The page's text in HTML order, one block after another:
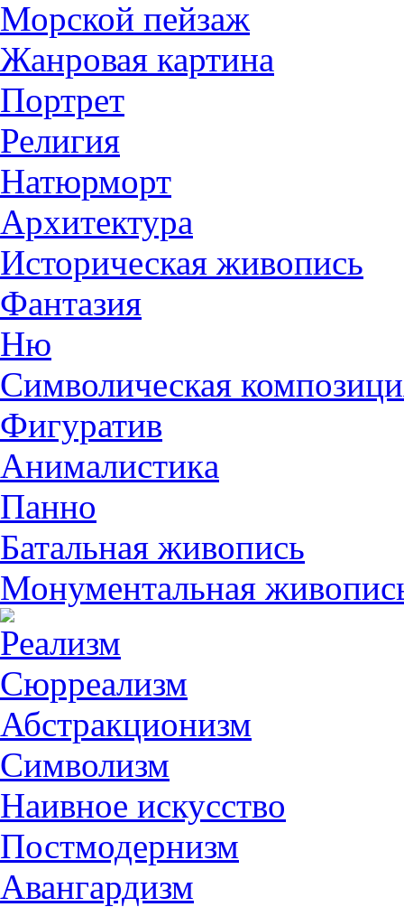
Морской пейзаж
Жанровая картина
Портрет
Религия
Натюрморт
Архитектура
Историческая живопись
Фантазия
Ню
Символическая
Фигуратив
Анималистикa
Панно
Батальная живопись
Монументальная
Реализм
Сюрреализм
Абстракционизм
Символизм
Наивное искусство
Постмодернизм
Авангардизм